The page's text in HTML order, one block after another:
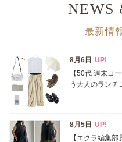
円～
表示オプション
すべて
SALE商品
NEWS
最新情